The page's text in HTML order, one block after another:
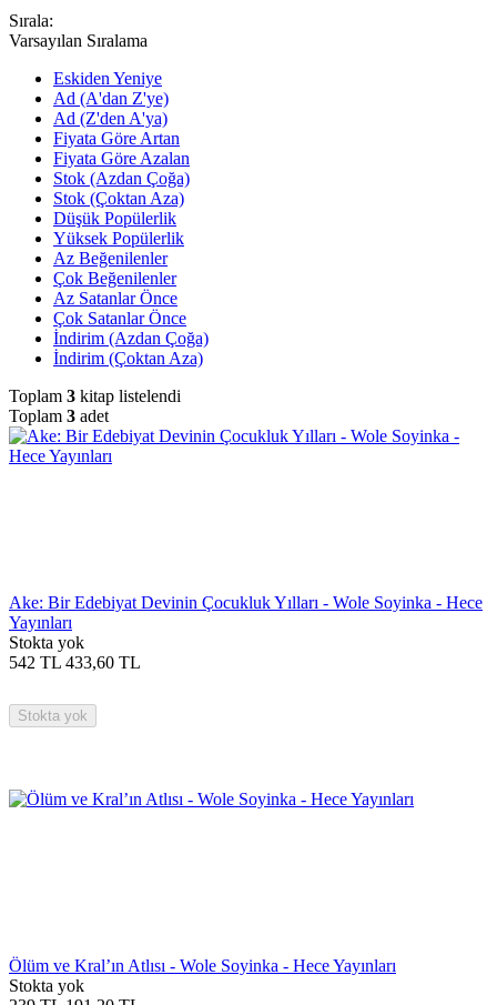
Sırala:
Varsayılan Sıralama
Eskiden Yeniye
Ad (A'dan Z'ye)
Ad (Z'den A'ya)
Fiyata Göre Artan
Fiyata Göre Azalan
Stok (Azdan Çoğa)
Stok (Çoktan Aza)
Düşük Popülerlik
Yüksek Popülerlik
Az Beğenilenler
Çok Beğenilenler
Az Satanlar Önce
Çok Satanlar Önce
İndirim (Azdan Çoğa)
İndirim (Çoktan Aza)
Toplam 3 kitap listelendi
Toplam 3 adet
Ake: Bir Edebiyat Devinin Çocukluk Yılları - Wole Soyinka - Hece
Yayınları
Stokta yok
542 TL 433,60 TL
Stokta yok
Ölüm ve Kral’ın Atlısı - Wole Soyinka - Hece Yayınları
Stokta yok